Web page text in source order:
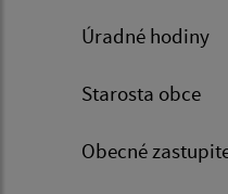
Úradné hodiny
Starosta obce
Obecné